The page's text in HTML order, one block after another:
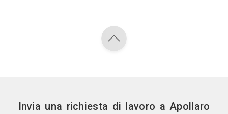
Invia una richiesta di lavoro a Apollaro